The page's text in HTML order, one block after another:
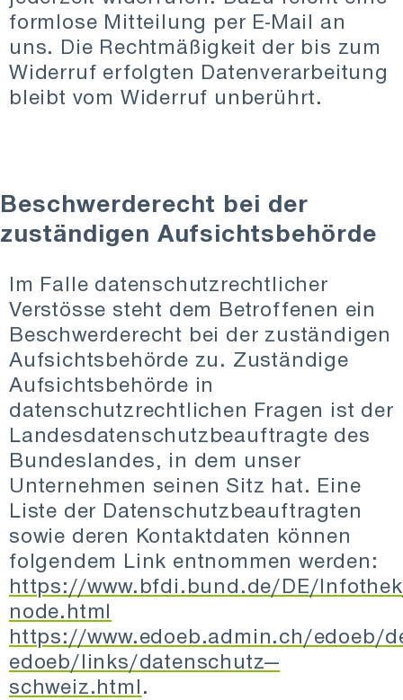
formlose Mitteilung per E-Mail an
uns. Die Rechtmäßigkeit der bis zum
Widerruf erfolgten Datenverarbeitung
bleibt vom Widerruf unberührt.
Beschwerderecht bei der
zuständigen Aufsichtsbehörde
Im Falle datenschutzrechtlicher
Verstösse steht dem Betroffenen ein
Beschwerderecht bei der zuständigen
Aufsichtsbehörde zu. Zuständige
Aufsichtsbehörde in
datenschutzrechtlichen Fragen ist der
Landesdatenschutzbeauftragte des
Bundeslandes, in dem unser
Unternehmen seinen Sitz hat. Eine
Liste der Datenschutzbeauftragten
sowie deren Kontaktdaten können
folgendem Link entnommen werden:
https://www.bfdi.bund.de/DE/
node.html
https://www.edoeb.admin.ch/edoeb/
edoeb/links/datenschutz—
schweiz.html.